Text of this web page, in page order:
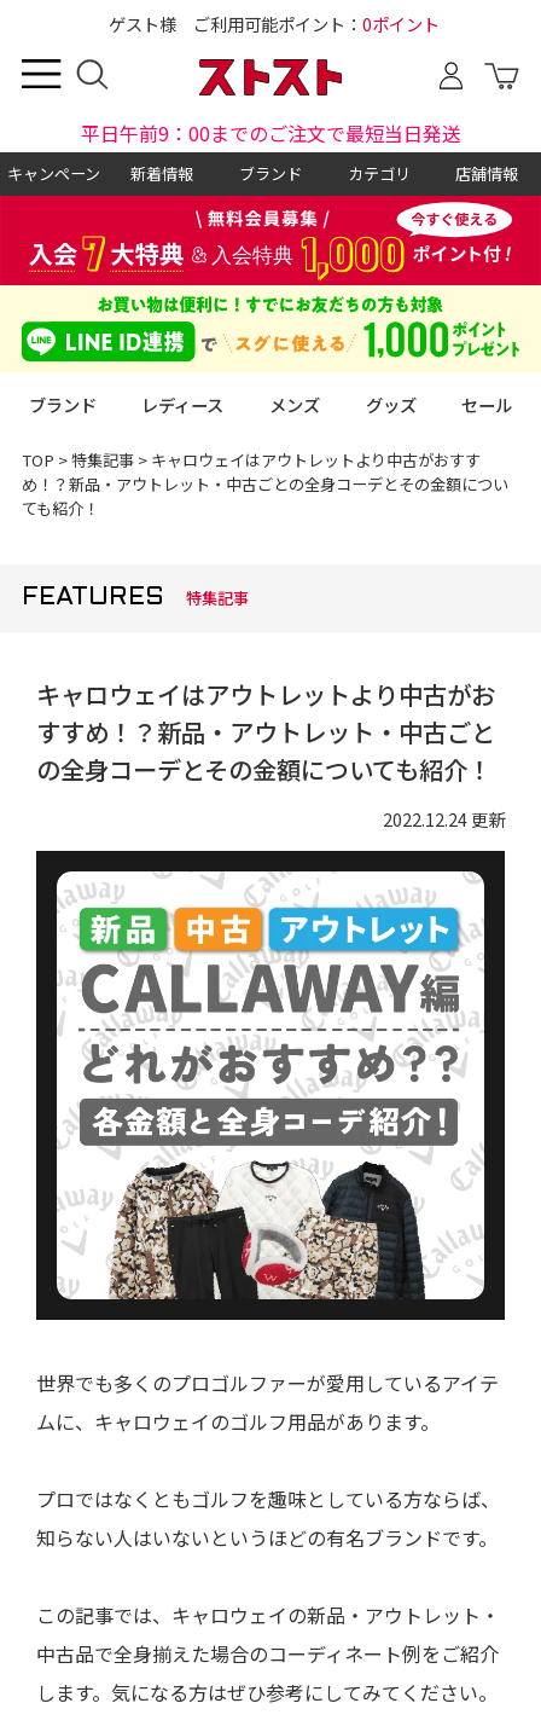
ゲスト様 ご利用可能ポイント： 0ポイント
平日午前9：00までのご注文で最短当日発送
キャンペーン 新着情報 ブランド カテゴリ 店舗情報
ブランド レディース メンズ グッズ セール
TOP >特集記事> キャロウェイはアウトレットより中古がおすす
め！？新品・アウトレット・中古ごとの全身コーデとその金額につい
ても紹介！
FEATURES 特集記事
キャロウェイはアウトレットより中古がお
すすめ！？新品・アウトレット・中古ごと
の全身コーデとその金額についても紹介！
2022.12.24 更新
世界でも多くのプロゴルファーが愛用しているアイテ
ムに、 キャロウェイのゴルフ用品があります。
プロではなくともゴルフを趣味としている方ならば、
知らない人はいないというほどの有名ブランドです。
この記事では、キャロウェイの新品・アウトレット・
中古品で全身揃えた場合のコーディネート例をご紹介
します。気になる方はぜひ参考にしてみてください。